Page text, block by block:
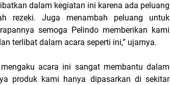
dalam kegiatan ini karena ada peluang
rezeki. Juga menambah peluang untuk
semoga Pelindo memberikan kami
terlibat dalam acara seperti ini,” ujarnya.
acara ini sangat membantu dalam
produk kami hanya dipasarkan di sekitar